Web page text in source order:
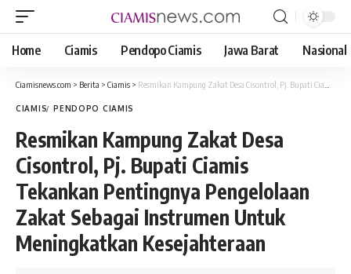
Home Ciamis Pendopo Ciamis Jawa Barat Nasional
Ciamisnews.com > Berita > Ciamis > Resmikan Kampung Zakat Desa Cisontrol, Pj. Bupati Ciamis Tekankan Pentingnya Pengelolaan Zakat Sebagai Instrumen Untuk Meningkatkan Kesejahteraan
CIAMIS PENDOPO CIAMIS
Resmikan Kampung Zakat Desa
Cisontrol, Pj. Bupati Ciamis
Tekankan Pentingnya Pengelolaan
Zakat Sebagai Instrumen Untuk
Meningkatkan Kesejahteraan